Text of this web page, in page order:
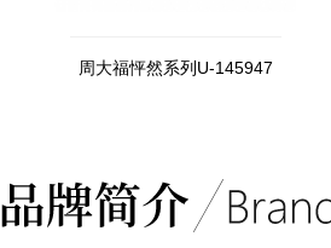
周大福怦然系列U-145947